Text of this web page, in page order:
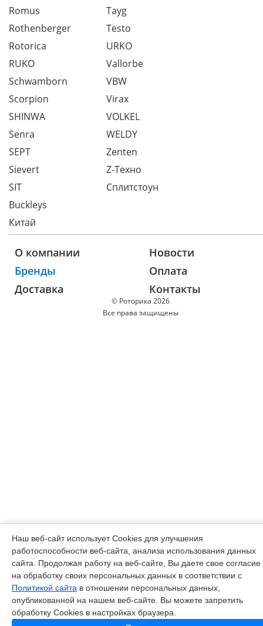
Romus
Rothenberger
Rotorica
RUKO
Schwamborn
Scorpion
SHINWA
Senra
SEPT
Sievert
SIT
Tayg
Testo
URKO
Vallorbe
VBW
Virax
VOLKEL
WELDY
Zenten
Z-Техно
Сплитстоун
Buckleys
Китай
© Роторика 2026
Все права защищены
О компании
Новости
Бренды
Оплата
Доставка
Контакты
Наш веб-сайт использует Cookies для улучшения
работоспособности веб-сайта, анализа использования данных
сайта. Продолжая работу на веб-сайте, Вы даете свое согласие
на обработку своих персональных данных в соответствии с
Политикой сайта в отношении персональных данных,
опубликованной на нашем веб-сайте. Вы можете запретить
обработку Cookies в настройках браузера.